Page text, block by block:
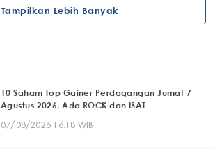
Tampilkan Lebih Banyak
10 Saham Top Gainer Perdagangan Jumat 7
Agustus 2026, Ada ROCK dan ISAT
07/08/2026 16:18 WIB